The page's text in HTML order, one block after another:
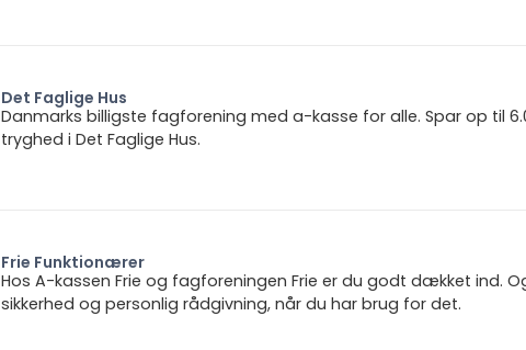
Det Faglige Hus
Danmarks billigste fagforening med a-kasse for alle. Spar op til
tryghed i Det Faglige Hus.
Frie Funktionærer
Hos A-kassen Frie og fagforeningen Frie er du godt dækket ind.
sikkerhed og personlig rådgivning, når du har brug for det.